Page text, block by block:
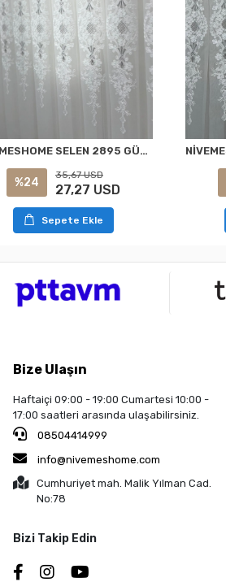
NİVEMESHOME SELEN 2895 GÜMÜŞ 1/2,5 PİLELİ TÜL PERDE APM
%24
35,67 USD
27,27 USD
Sepete Ekle
Bize Ulaşın
Haftaiçi 09:00 - 19:00 Cumartesi 10:00 -
17:00 saatleri arasında ulaşabilirsiniz.
08504414999
info@nivemeshome.com
Cumhuriyet mah. Malik Yılman Cad.
No:78
Bizi Takip Edin